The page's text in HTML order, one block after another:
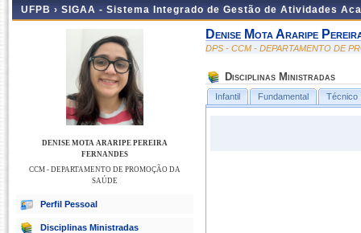
UFPB › SIGAA - Sistema Integrado de Gestão de Atividades
DENISE MOTA ARARIPE PEREIRA
FERNANDES
CCM - DEPARTAMENTO DE PROMOÇÃO DA
SAÚDE
Perfil Pessoal
Disciplinas Ministradas
Denise Mota Araripe
DPS - CCM - DEPARTAMENTO DE
Disciplinas Ministradas
Infantil Fundamental Técnico